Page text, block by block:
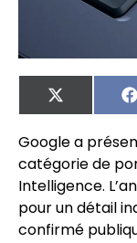
X
(Twitter)
Google a
catégorie de
Intelligence.
pour un détail
confirmé